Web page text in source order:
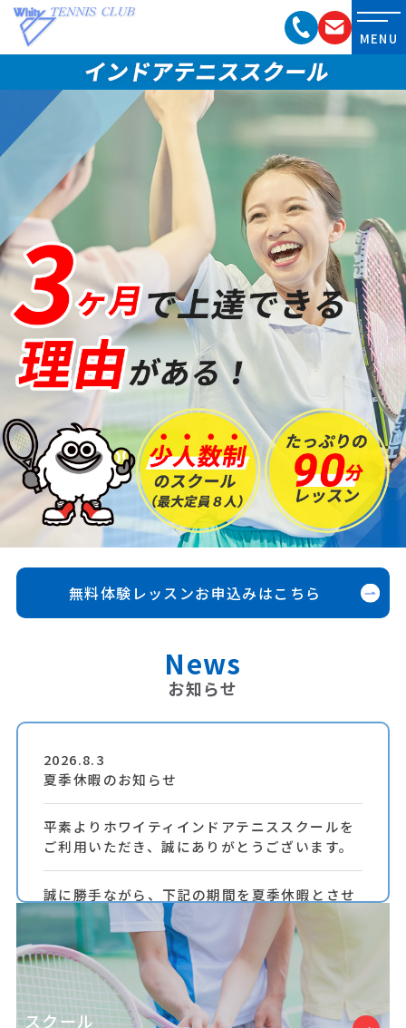
無料体験レッスンお申込みはこちら
News
お知らせ
2026.8.3
夏季休暇のお知らせ
平素よりホワイティインドアテニススクールを
ご利用いただき、誠にありがとうございます。
誠に勝手ながら、下記の期間を夏季休暇とさせ
ていただきます。
【休校期間】
2026年8月10日（月）～8月16日（日）
スクール